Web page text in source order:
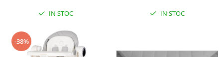
Patuturi lemn 160 x 80 cm
Patuturi pliabile si tarcuri de joaca
Saltele patut copii
IN STOC IN STOC
-38%